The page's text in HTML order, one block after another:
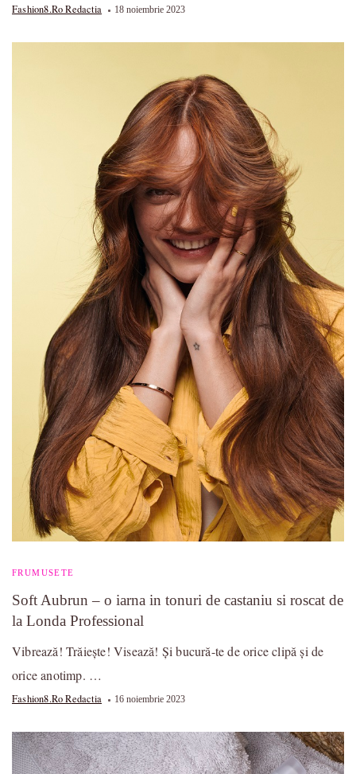
Fashion8.ro Redactia 18 noiembrie 2023
FRUMUSETE
Soft Aubrun – o iarna in tonuri de castaniu si roscat de
la Londa Professional
Vibrează! Trăiește! Visează! Și bucură-te de orice clipă și de
orice anotimp. …
Fashion8.ro Redactia 16 noiembrie 2023